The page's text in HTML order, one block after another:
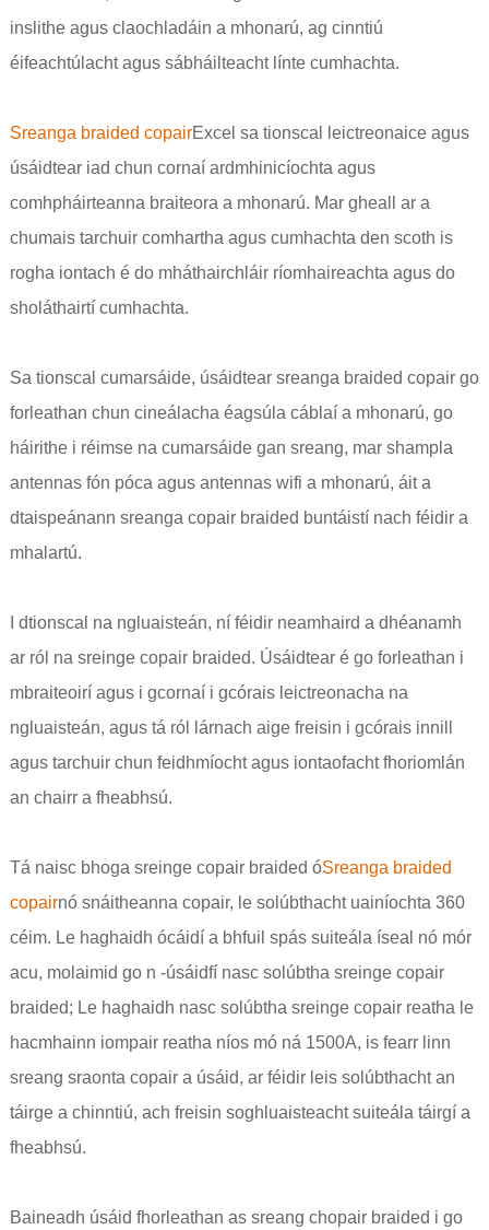
inslithe agus claochladáin a mhonarú, ag cinntiú
éifeachtúlacht agus sábháilteacht línte cumhachta.
Sreanga braided copairExcel sa tionscal leictreonaice agus
úsáidtear iad chun cornaí ardmhinicíochta agus
comhpháirteanna braiteora a mhonarú. Mar gheall ar a
chumais tarchuir comhartha agus cumhachta den scoth is
rogha iontach é do mháthairchláir ríomhaireachta agus do
sholáthairtí cumhachta.
Sa tionscal cumarsáide, úsáidtear sreanga braided copair go
forleathan chun cineálacha éagsúla cáblaí a mhonarú, go
háirithe i réimse na cumarsáide gan sreang, mar shampla
antennas fón póca agus antennas wifi a mhonarú, áit a
dtaispeánann sreanga copair braided buntáistí nach féidir a
mhalartú.
I dtionscal na ngluaisteán, ní féidir neamhaird a dhéanamh
ar ról na sreinge copair braided. Úsáidtear é go forleathan i
mbraiteoirí agus i gcornaí i gcórais leictreonacha na
ngluaisteán, agus tá ról lárnach aige freisin i gcórais innill
agus tarchuir chun feidhmíocht agus iontaofacht fhoriomlán
an chairr a fheabhsú.
Tá naisc bhoga sreinge copair braided óSreanga braided
copairnó snáitheanna copair, le solúbthacht uainíochta 360
céim. Le haghaidh ócáidí a bhfuil spás suiteála íseal nó mór
acu, molaimid go n -úsáidfí nasc solúbtha sreinge copair
braided; Le haghaidh nasc solúbtha sreinge copair reatha le
hacmhainn iompair reatha níos mó ná 1500A, is fearr linn
sreang sraonta copair a úsáid, ar féidir leis solúbthacht an
táirge a chinntiú, ach freisin soghluaisteacht suiteála táirgí a
fheabhsú.
Baineadh úsáid fhorleathan as sreang chopair braided i go